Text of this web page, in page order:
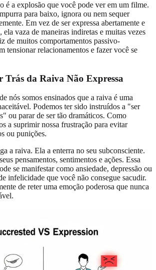
é a explosão que você pode ver em um filme.
para baixo, ignora ou nem sequer
Em vez de ser expressa abertamente e
vaza de maneiras indiretas e muitas vezes
de muitos comportamentos passivo-
tensionar relacionamentos e fazer você se
Trás da Raiva Não Expressa
nós somos ensinados que a raiva é uma
Podemos ter sido instruídos a "ser
ou parar de ser tão dramáticos. Como
a suprimir nossa frustração para evitar
ou punições.
a raiva. Ela a enterra no seu subconsciente.
pensamentos, sentimentos e ações. Essa
se manifestar como ansiedade, depressão ou
infelicidade que você não consegue sacudir.
de reter uma emoção poderosa que nunca